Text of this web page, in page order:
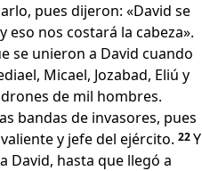
pues dijeron: «David se
eso nos costará la cabeza».
se unieron a David cuando
Micael, Jozabad, Eliú y
de mil hombres.
bandas de invasores, pues
y jefe del ejército. 22Y
David, hasta que llegó a